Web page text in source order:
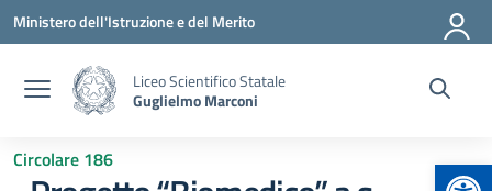
Vai ai contenuti
Vai al menu di navigazione
Vai al footer
Ministero dell'Istruzione e del Merito
Liceo Scientifico Statale
Guglielmo Marconi
Circolare 186